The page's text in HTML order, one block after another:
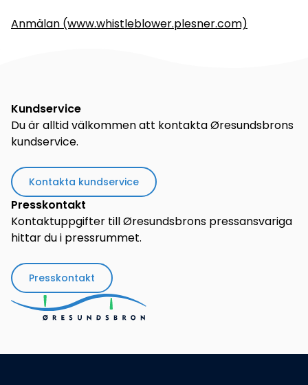
Anmälan (www.whistleblower.plesner.com)
Kundservice
Du är alltid välkommen att kontakta Øresundsbrons
kundservice.
Kontakta kundservice
Presskontakt
Kontaktuppgifter till Øresundsbrons pressansvariga
hittar du i pressrummet.
Presskontakt